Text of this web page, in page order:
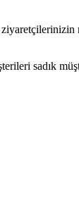
sadık